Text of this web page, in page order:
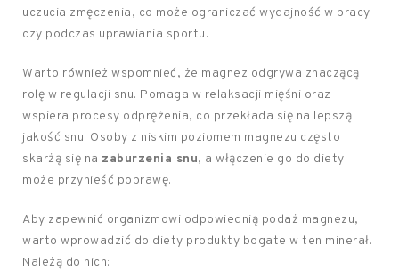
uczucia zmęczenia, co może ograniczać wydajność w pracy
czy podczas uprawiania sportu.
Warto również wspomnieć, że magnez odgrywa znaczącą
rolę w regulacji snu. Pomaga w relaksacji mięśni oraz
wspiera procesy odprężenia, co przekłada się na lepszą
jakość snu. Osoby z niskim poziomem magnezu często
skarżą się na zaburzenia snu, a włączenie go do diety
może przynieść poprawę.
Aby zapewnić organizmowi odpowiednią podaż magnezu,
warto wprowadzić do diety produkty bogate w ten minerał.
Należą do nich: